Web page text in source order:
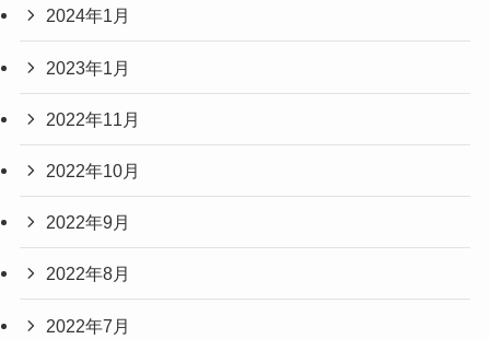
2024年1月
2023年1月
2022年11月
2022年10月
2022年9月
2022年8月
2022年7月